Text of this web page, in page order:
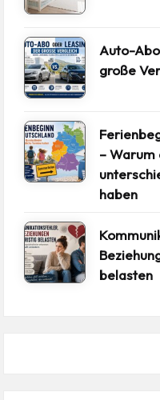
Auto-
große
– Warum
haben
belasten